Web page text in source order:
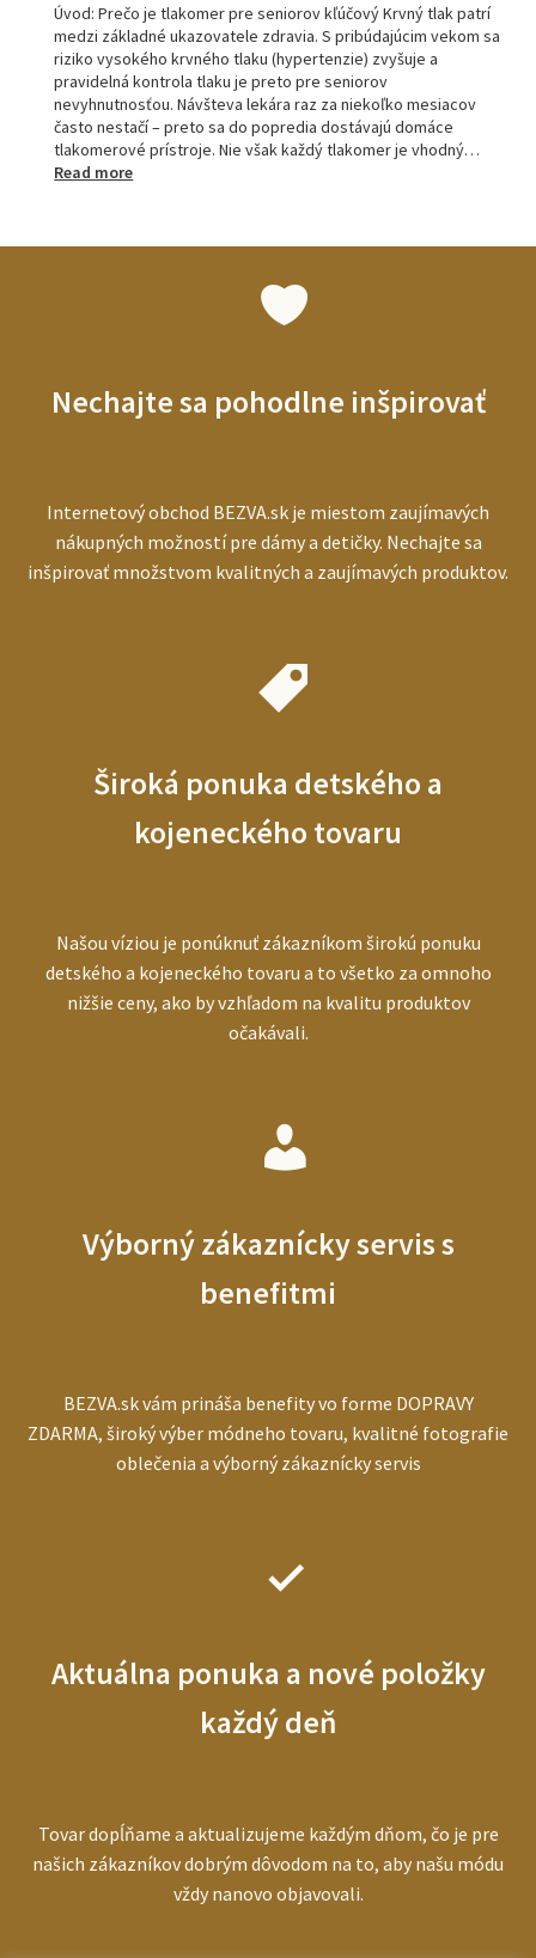
Úvod: Prečo je tlakomer pre seniorov kľúčový Krvný tlak patrí
medzi základné ukazovatele zdravia. S pribúdajúcim vekom sa
riziko vysokého krvného tlaku (hypertenzie) zvyšuje a
pravidelná kontrola tlaku je preto pre seniorov
nevyhnutnosťou. Návšteva lekára raz za niekoľko mesiacov
často nestačí – preto sa do popredia dostávajú domáce
tlakomerové prístroje. Nie však každý tlakomer je vhodný…
Read more:
ľudí
Nechajte sa pohodlne inšpirovať
Internetový obchod BEZVA.sk je miestom zaujímavých
nákupných možností pre dámy a detičky. Nechajte sa
inšpirovať množstvom kvalitných a zaujímavých produktov.
Široká ponuka detského a
kojeneckého tovaru
Našou víziou je ponúknuť zákazníkom širokú ponuku
detského a kojeneckého tovaru a to všetko za omnoho
nižšie ceny, ako by vzhľadom na kvalitu produktov
očakávali.
Výborný zákaznícky servis s
benefitmi
BEZVA.sk vám prináša benefity vo forme DOPRAVY
ZDARMA, široký výber módneho tovaru, kvalitné fotografie
oblečenia a výborný zákaznícky servis
Aktuálna ponuka a nové položky
každý deň
Tovar dopĺňame a aktualizujeme každým dňom, čo je pre
našich zákazníkov dobrým dôvodom na to, aby našu módu
vždy nanovo objavovali.